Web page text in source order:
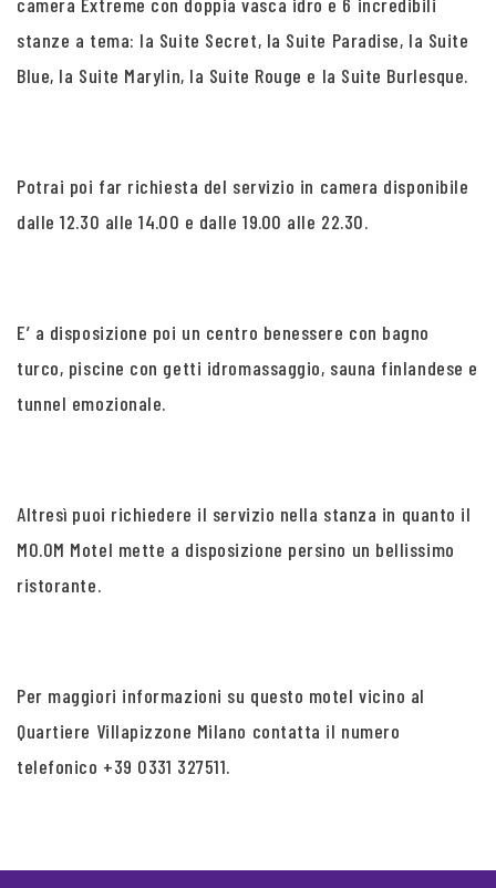
stanze a tema: la Suite Secret, la Suite Paradise, la Suite
Blue, la Suite Marylin, la Suite Rouge e la Suite Burlesque.
Potrai poi far richiesta del servizio in camera disponibile
dalle 12.30 alle 14.00 e dalle 19.00 alle 22.30.
E’ a disposizione poi un centro benessere con bagno
turco, piscine con getti idromassaggio, sauna finlandese e
tunnel emozionale.
Altresì puoi richiedere il servizio nella stanza in quanto il
MO.OM Motel mette a disposizione persino un bellissimo
ristorante.
Per maggiori informazioni su questo motel vicino al
Quartiere Villapizzone Milano contatta il numero
telefonico +39 0331 327511.